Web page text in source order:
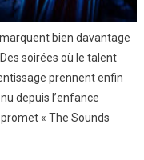
bien davantage
soirées où le talent
prennent enfin
depuis l’enfance
« The Sounds